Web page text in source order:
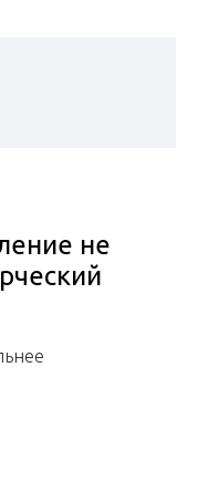
не